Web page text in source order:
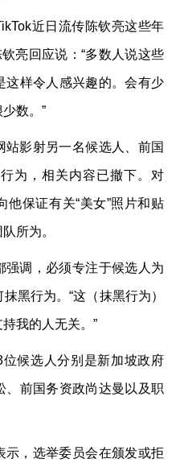
近日流传陈钦亮这些年
亮回应说：“多数人说这些
这样令人感兴趣的。会有少
数。”
站影射另一名候选人、前国
为，相关内容已撤下。对
他保证有关“美女”照片和贴
所为。
强调，必须专注于候选人为
黑行为。“这（抹黑行为）
我的人无关。”
候选人分别是新加坡政府
、前国务资政尚达曼以及职
示，选举委员会在颁发或拒